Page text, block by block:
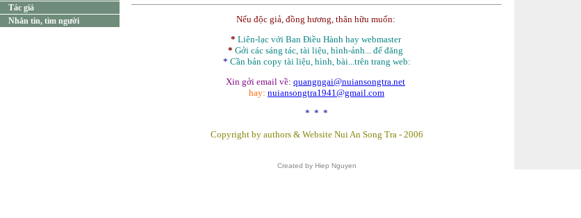
Tác giả
Nhắn tin, tìm người
Nếu độc giả, đồng hương, thân hữu muốn:
* Liên-lạc với Ban Điều Hành hay webmaster
* Gởi các sáng tác, tài liệu, hình-ảnh... để đăng
* Cần bản copy tài liệu, hình, bài...trên trang web:
Xin gởi email về: quangngai@nuiansongtra.net
hay: nuiansongtra1941@gmail.com
* * *
Copyright by authors & Website Nui An Song Tra - 2006
Created by Hiep Nguyen